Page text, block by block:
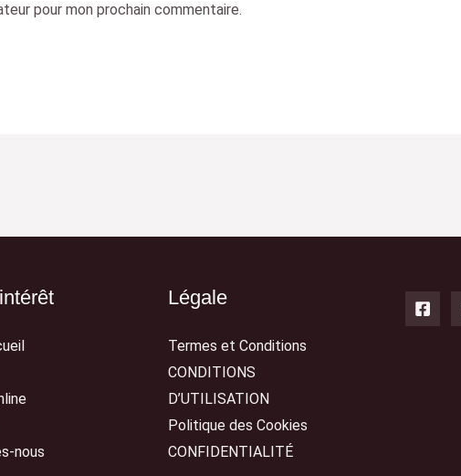
pour mon prochain commentaire.
nous
Légale
Termes et Conditions
CONDITIONS
D’UTILISATION
Politique des Cookies
CONFIDENTIALITÉ